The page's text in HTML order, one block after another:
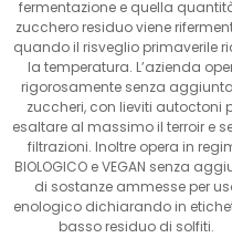
fermentazione e quella
zucchero residuo viene
quando il risveglio primaverile
la temperatura. L’azienda
rigorosamente senza
zuccheri, con lieviti autoctoni
esaltare al massimo il terroir e
filtrazioni. Inoltre opera in
BIOLOGICO e VEGAN senza
di sostanze ammesse per
enologico dichiarando in
basso residuo di solfiti.